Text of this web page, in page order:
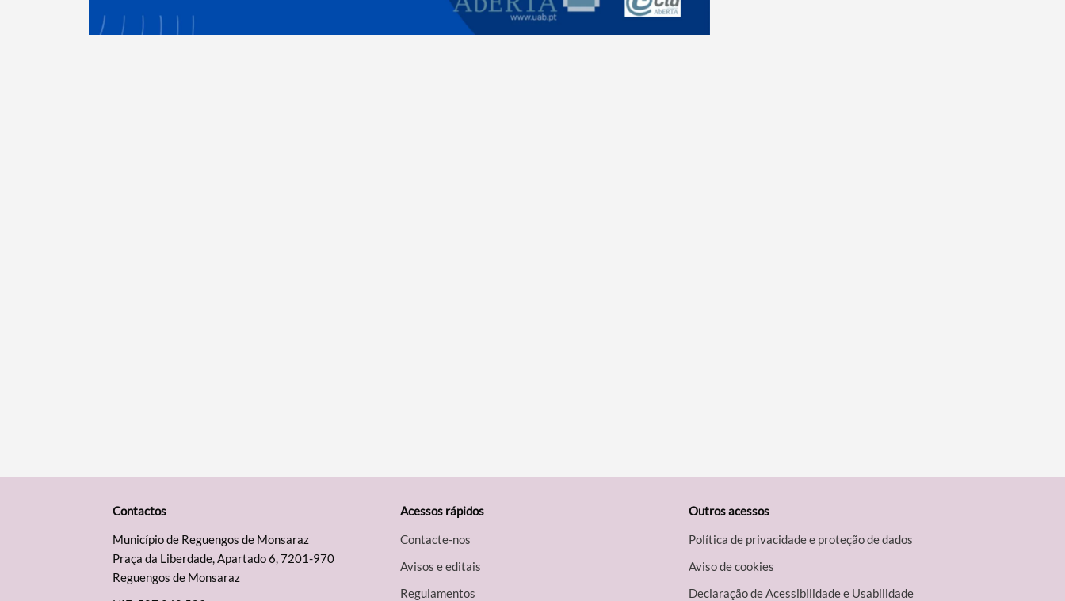
Contactos
Município de Reguengos de Monsaraz
Praça da Liberdade, Apartado 6, 7201-970
Reguengos de Monsaraz
Acessos rápidos
Contacte-nos
Avisos e editais
Regulamentos
Outros acessos
Política de privacidade e proteção de dados
Aviso de cookies
Declaração de Acessibilidade e Usabilidade